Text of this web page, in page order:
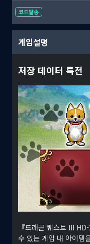
코드발송
게임설명
저장 데이터 특전
『드래곤 퀘스트 III
수 있는 게임 내 아이템